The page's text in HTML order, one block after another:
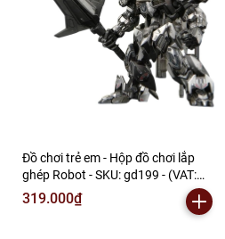
Đồ chơi trẻ em - Hộp đồ chơi lắp
ghép Robot - SKU: gd199 - (VAT:
006-01-240) - N2-F1-S12
319.000₫